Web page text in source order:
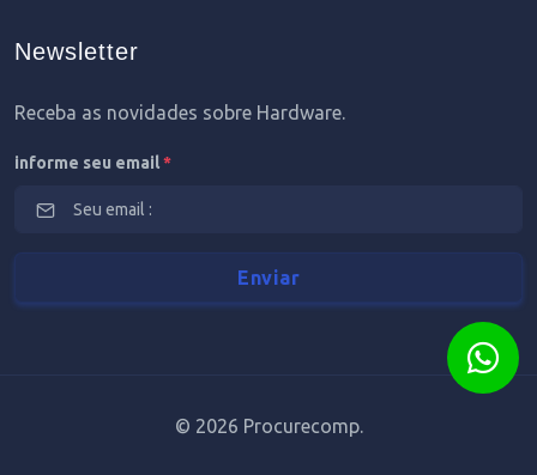
Newsletter
Receba as novidades sobre Hardware.
informe seu email*
© 2026 Procurecomp.